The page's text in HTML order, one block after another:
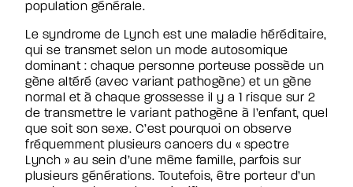
population générale.
Le syndrome de Lynch est une maladie héréditaire,
qui se transmet selon un mode autosomique
dominant : chaque personne porteuse possède un
gène altéré (avec variant pathogène) et un gène
normal et à chaque grossesse il y a 1 risque sur 2
de transmettre le variant pathogène à l’enfant, quel
que soit son sexe. C’est pourquoi on observe
fréquemment plusieurs cancers du « spectre
Lynch » au sein d’une même famille, parfois sur
plusieurs générations. Toutefois, être porteur d’un